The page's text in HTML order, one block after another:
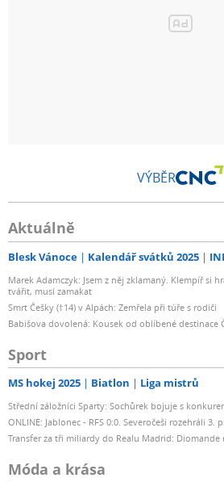
VÝBĚR
Aktuálně
Blesk Vánoce Kalendář svátků 2025
Marek Adamczyk: Jsem z něj zklamaný. Klempíř si
tvářit, musí zamakat
Smrt Češky (†14) v Alpách: Zemřela při túře s rodiči
Babišova dovolená: Kousek od oblíbené destinace
Sport
MS hokej 2025 Biatlon Liga mistrů
Střední záložníci Sparty: Sochůrek bojuje s
ONLINE: Jablonec - RFS 0:0. Severočeši rozehráli
Transfer za tři miliardy do Realu Madrid:
Móda a krása